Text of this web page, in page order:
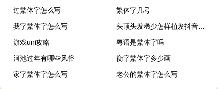
过繁体字怎么写
繁体字几号
我字繁体字怎么写
头顶头发稀少怎样植发抖音（头顶头发稀少怎样植发）
游戏uni攻略
粤语是繁体字吗
河池过年有哪些风俗
衡字繁体字多少画
家字繁体字怎么写
老公的繁体字怎么写